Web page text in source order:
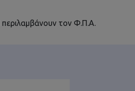
περιλαμβάνουν τον Φ.Π.Α.